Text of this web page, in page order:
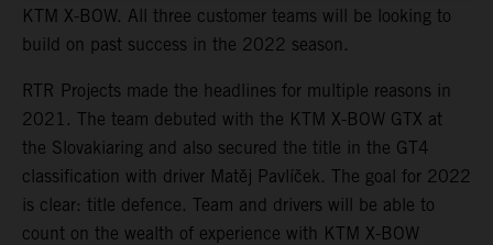
KTM X-BOW. All three customer teams will be looking to
build on past success in the 2022 season.
RTR Projects made the headlines for multiple reasons in
2021. The team debuted with the KTM X-BOW GTX at
the Slovakiaring and also secured the title in the GT4
classification with driver Matěj Pavlíček. The goal for 2022
is clear: title defence. Team and drivers will be able to
count on the wealth of experience with KTM X-BOW